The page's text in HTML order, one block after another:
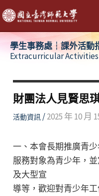
跳
至
主
學生事務處┆課外活動
Extracurricular Activities
財團法人見賢思
活動資訊/2025 年 10 月
一、本會長期推廣青
服務對象為青少年，
及大型宣
導等，歡迎對青少年